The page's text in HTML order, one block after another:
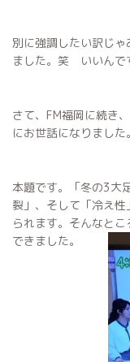
別に強調したい訳じ
ました。笑 いいんで
さて、FM福岡に続き
にお世話になりました。
本題です。「冬の3大
裂」、そして「冷え
られます。そんなと
できました。